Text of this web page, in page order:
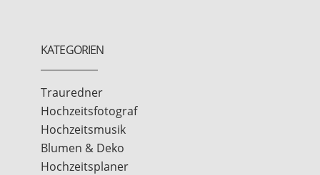
KATEGORIEN
Trauredner
Hochzeitsfotograf
Hochzeitsmusik
Blumen & Deko
Hochzeitsplaner